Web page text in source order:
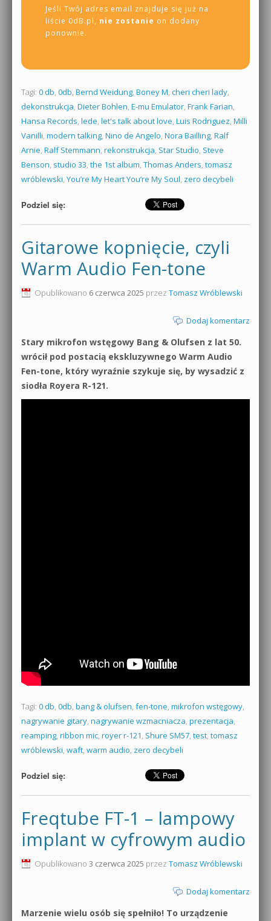
Jeśli Twój adres email znajduje się już na
liście 0dB.pl, nie zostanie on dodany
ponownie.
Tagi: 0 db, 0db, Bernd Weidung, Boney M, cheri cheri lady,
dekonstrukcja, Dieter Bohlen, E-mu Emulator, Frank Farian,
Hansa Records, lede, let's talk about love, Luis Rodriguez, Milli
Vanilli, modern talking, Nino de Angelo, Nora Bailling, Ralf
Arnie, Ralf Stemmann, rekonstrukcja, Star Studio, Steve
Benson, studio 33, the 1st album, Thomas Anders, tomasz
wróblewski, You’re My Heart You’re My Soul, zero decybeli
Podziel się:
Gitarowe kopnięcie, czyli
Warm Audio Fen-tone
Opublikowano 6 czerwca 2025 przez Tomasz Wróblewski
Dodaj komentarz
Stary mikrofon wstęgowy Bang & Olufsen z lat 50.
wrócił pod postacią ekskluzywnego Warm Audio
Fen-tone, który wyraźnie szykuje się, by wysadzić z
siodła Royera R-121.
Tagi: 0 db, 0db, bang & olufsen, fen-tone, mikrofon wstęgowy,
nagrywanie gitary, nagrywanie wzmacniacza, prezentacja,
reamping, ribbon mic, royer r-121, Shure SM57, test, tomasz
wróblewski, waft, warm audio, zero decybeli
Podziel się:
Freqtube FT-1 – lampowy
implant w cyfrowym audio
Opublikowano 3 czerwca 2025 przez Tomasz Wróblewski
Dodaj komentarz
Marzenie wielu osób się spełniło! To urządzenie